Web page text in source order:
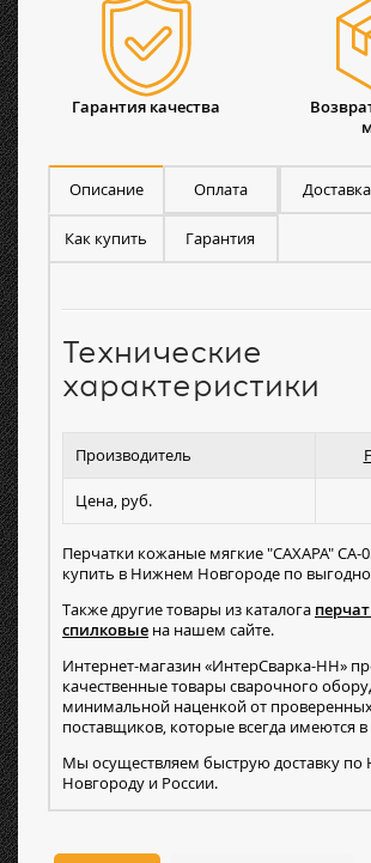
Гарантия качества
Описание Оплата Доставка
Как купить Гарантия
Технические
характеристики
Производитель
Цена, руб.
Перчатки кожаные мягкие "САХАРА" СА-
купить в Нижнем Новгороде по
Также другие товары из каталога
спилковые на нашем сайте.
Интернет-магазин «ИнтерСварка-НН»
качественные товары сварочного
минимальной наценкой от
поставщиков, которые всегда имеются
Мы осуществляем быструю доставку
Новгороду и России.